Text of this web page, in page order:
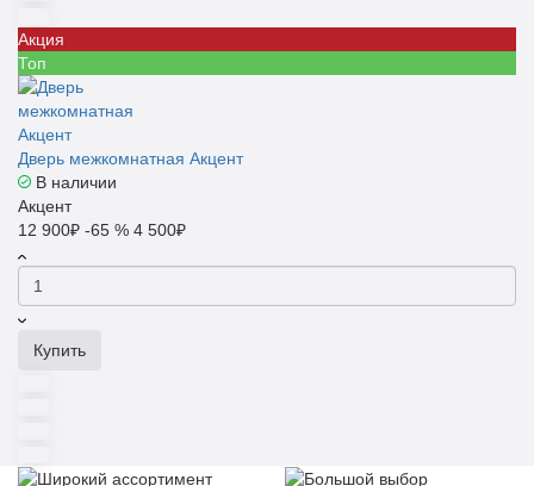
Акция
Топ
Дверь межкомнатная Акцент
В наличии
Акцент
12 900₽ -65 % 4 500₽
Купить